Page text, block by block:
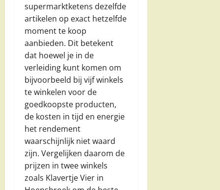
supermarktketens dezelfde
artikelen op exact hetzelfde
moment te koop
aanbieden. Dit betekent
dat hoewel je in de
verleiding kunt komen om
bijvoorbeeld bij vijf winkels
te winkelen voor de
goedkoopste producten,
de kosten in tijd en energie
het rendement
waarschijnlijk niet waard
zijn. Vergelijken daarom de
prijzen in twee winkels
zoals Klavertje Vier in